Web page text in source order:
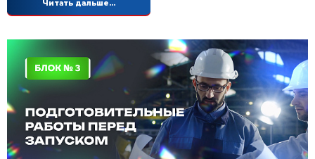
Повышение эффективности
вибропрессованных изделий
Успешность бизнес-процесса в производстве